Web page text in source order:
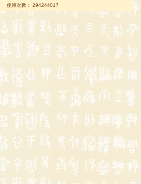
使用次數： 294244017